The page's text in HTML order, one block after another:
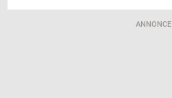
ANNONCE